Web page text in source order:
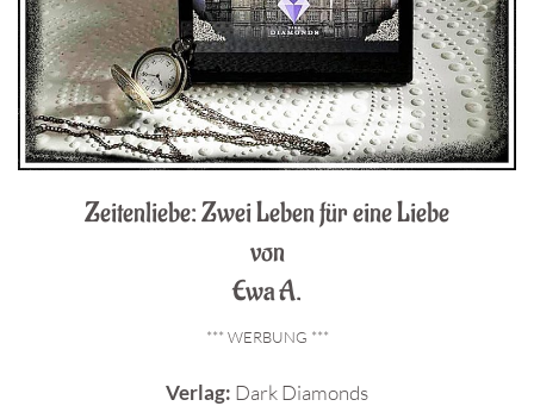
Zeitenliebe: Zwei Leben für eine Liebe
von
Ewa A.
*** WERBUNG ***
Verlag: Dark Diamonds